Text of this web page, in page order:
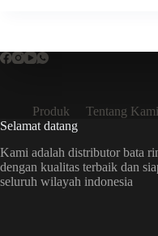
Produk Tentang Kami
Selamat datang
Kami adalah distributor bata
dengan kualitas terbaik dan
seluruh wilayah indonesia